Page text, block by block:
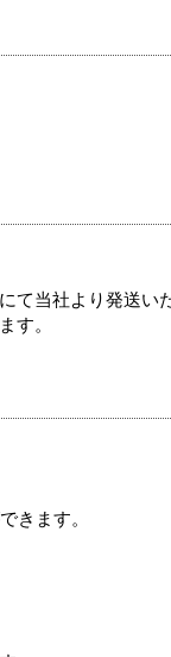
て当社より発送い
す。
きます。